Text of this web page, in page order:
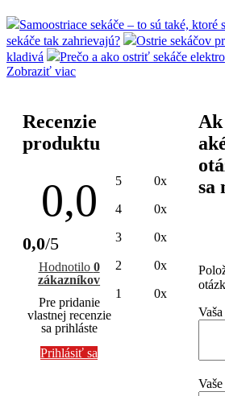
Samoostriace sekáče – to sú také, ktoré
sekáče tak zahrievajú?
Ostrie sekáčov
kladivá
Prečo a ako ostriť sekáče
Zobraziť viac
Recenzie
produktu
0,0
0,0/5
Hodnotilo 0
zákazníkov
Pre pridanie
vlastnej recenzie
sa prihláste
Prihlásiť sa
5 0x
4 0x
3 0x
2 0x
1 0x
Ak
sa